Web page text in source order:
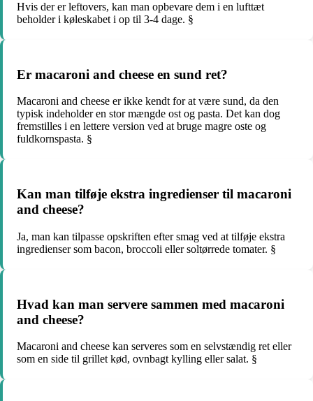
Hvis der er leftovers, kan man opbevare dem i en lufttæt
beholder i køleskabet i op til 3-4 dage. §
Er macaroni and cheese en sund ret?
Macaroni and cheese er ikke kendt for at være sund, da den
typisk indeholder en stor mængde ost og pasta. Det kan dog
fremstilles i en lettere version ved at bruge magre oste og
fuldkornspasta. §
Kan man tilføje ekstra ingredienser til macaroni
and cheese?
Ja, man kan tilpasse opskriften efter smag ved at tilføje ekstra
ingredienser som bacon, broccoli eller soltørrede tomater. §
Hvad kan man servere sammen med macaroni
and cheese?
Macaroni and cheese kan serveres som en selvstændig ret eller
som en side til grillet kød, ovnbagt kylling eller salat. §